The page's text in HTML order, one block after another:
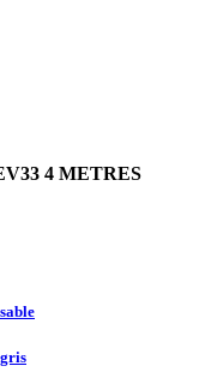
4 METRES